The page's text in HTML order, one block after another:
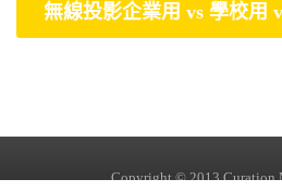
無線投影企業用 vs 學校用
Copyright © 2013